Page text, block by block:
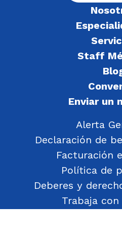
Staff
Enviar un
Alerta
Declaración de
Facturación
Política de
Deberes y
Trabaja